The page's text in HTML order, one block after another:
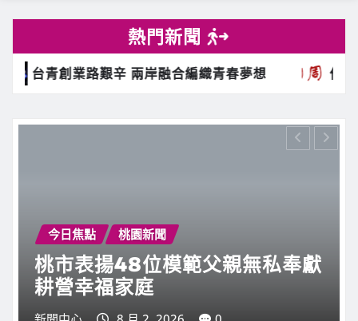
熱門新聞
春夢想 他益信託房屋及土地 符合條件也可適用